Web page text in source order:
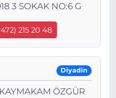
3 SOKAK NO:6 G
215 20 48
Diyadin
ÖZGÜR